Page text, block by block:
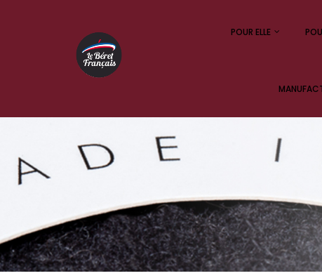
POUR ELLE